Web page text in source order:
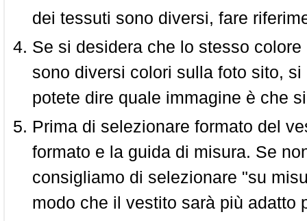
dei tessuti sono diversi, fare
Se si desidera che lo stesso
sono diversi colori sulla foto sito,
potete dire quale immagine è che
Prima di selezionare formato del
formato e la guida di misura. Se
consigliamo di selezionare "su
modo che il vestito sarà più adatto